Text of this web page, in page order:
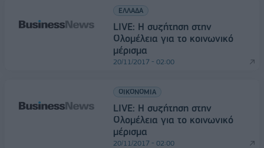
ΕΛΛΑΔΑ
LIVE: Η συζήτηση στην
Ολομέλεια για το κοινωνικό
μέρισμα
20/11/2017 - 02:00
ΟΙΚΟΝΟΜΙΑ
LIVE: Η συζήτηση στην
Ολομέλεια για το κοινωνικό
μέρισμα
20/11/2017 - 02:00